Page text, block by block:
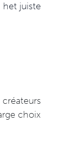
het juiste
choix